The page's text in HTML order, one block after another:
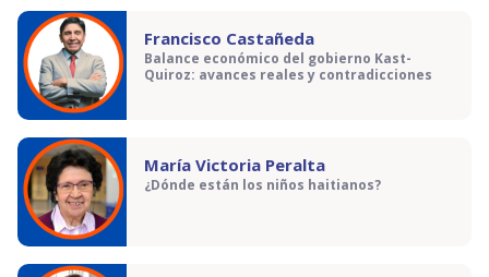
Francisco Castañeda
Balance económico del gobierno Kast-
Quiroz: avances reales y contradicciones
María Victoria Peralta
¿Dónde están los niños haitianos?